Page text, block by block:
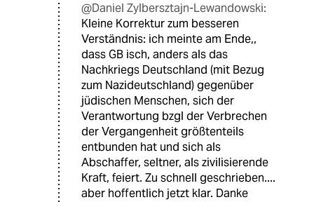
@Daniel Zylbersztajn-Lewandowski:
Kleine Korrektur zum besseren
Verständnis: ich meinte am Ende,,
dass GB isch, anders als das
Nachkriegs Deutschland (mit Bezug
zum Nazideutschland) gegenüber
jüdischen Menschen, sich der
Verantwortung bzgl der Verbrechen
der Vergangenheit größtenteils
entbunden hat und sich als
Abschaffer, seltner, als zivilisierende
Kraft, feiert. Zu schnell geschrieben....
aber hoffentlich jetzt klar. Danke